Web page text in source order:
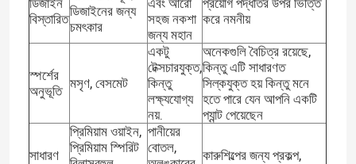
ডিজাইন
বিস্তারিতডিজাইনের জন্য
চমৎকার
এবং আরো
সহজ নকশা
জন্য মহান
প্রয়োগ পদ্ধতির উপর ভিত্তি
করে নমনীয়
স্পর্শের
অনুভূতি মসৃণ, বেসমেট
একটু
টেক্সচারযুক্ত,
কিন্তু
লক্ষ্যযোগ্য
নয়.
অনেকগুলি বৈচিত্র রয়েছে,
কিন্তু এটি সাধারণত
সিল্কযুক্ত হয় কিন্তু মনে
হতে পারে যেন আপনি একটি
প্যান্ট পেয়েছেন
সাধারণ
প্রিমিয়াম ওয়াইন,
প্রিমিয়াম স্পিরিট
পানীয়ের
বোতল,
কারুশিল্পের জন্য প্রকল্প,